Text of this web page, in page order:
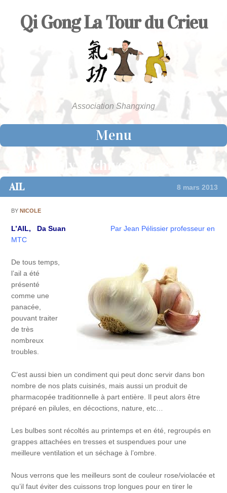
Qi Gong La Tour du Crieu
Association Shangxing
Menu
Skip to contentMonthly Archives: mars 2013
AIL 8 mars 2013
BYNICOLE
L’AIL, Da Suan
Par Jean Pélissier professeur en
MTC
De tous temps,
l’ail a été
présenté
comme une
panacée,
pouvant traiter
de très
nombreux
troubles.
C’est aussi bien un condiment qui peut donc servir dans bon
nombre de nos plats cuisinés, mais aussi un produit de
pharmacopée traditionnelle à part entière. Il peut alors être
préparé en pilules, en décoctions, nature, etc…
Les bulbes sont récoltés au printemps et en été, regroupés en
grappes attachées en tresses et suspendues pour une
meilleure ventilation et un séchage à l’ombre.
Nous verrons que les meilleurs sont de couleur rose/violacée et
qu’il faut éviter des cuissons trop longues pour en tirer le